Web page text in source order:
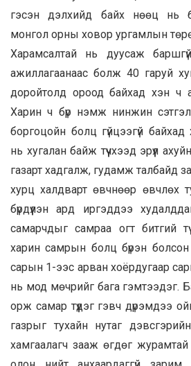
гэсэн дэлхийд байх нөөц нь
монгол орны ховор ургамлын
Харамсалтай нь дуусаж
ажиллагаанаас болж 40 гаруй
доройтолд ороод байхад хэн ч
Харин ч бүр нэмж нинжин
боргоцойн болц гүйцээгүй
нь хугалан байж түүчхээд эрүүл
газарт хадгалж, гудамж талбайд
хурц халдварт өвчнөөр өвчлөх
бүрдүүлэн ард иргэддээ
самарчдыг самраа огт битгий
харин самрын болц бүрэн болсон
сарын 1-ээс арван хоёрдугаар
нь мод мөчрийг бага гэмтээдэг.
орж самар түүдэг гэвч дүрэмдээ
газрыг тухайн нутаг
хамгаалагч зааж өгдөг журамтай